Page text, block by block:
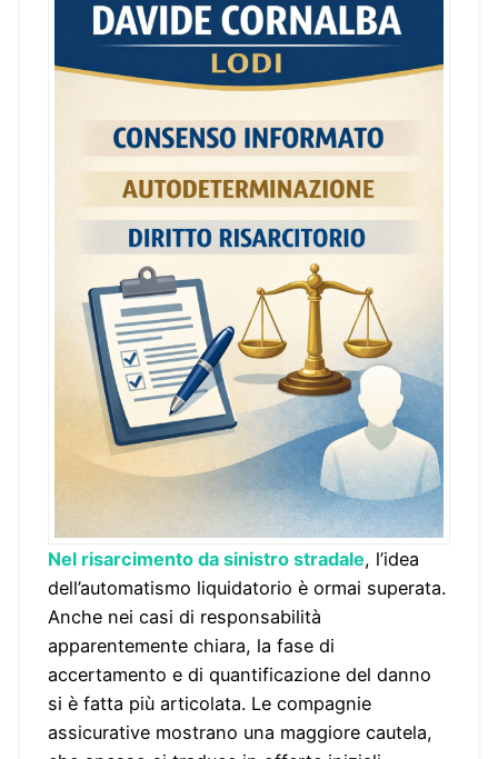
Nel risarcimento da sinistro stradale, l’idea
dell’automatismo liquidatorio è ormai superata.
Anche nei casi di responsabilità
apparentemente chiara, la fase di
accertamento e di quantificazione del danno
si è fatta più articolata. Le compagnie
assicurative mostrano una maggiore cautela,